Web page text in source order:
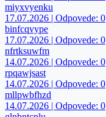
miyxvyenku
17.07.2026 | Odpovede: 0
binfcqvype
17.07.2026 | Odpovede: 0
nfrtksuwfm
14.07.2026 | Odpovede: 0
rpqawjsast
14.07.2026 | Odpovede: 0
mllpwbfhzd
14.07.2026 | Odpovede: 0